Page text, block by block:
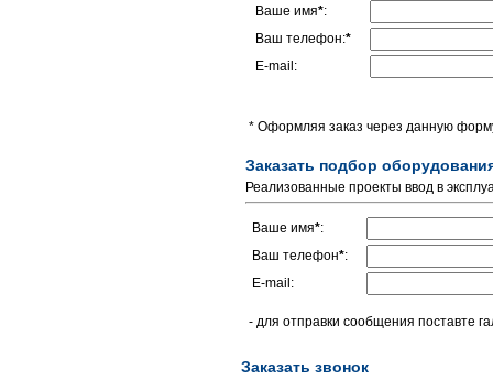
Ваше имя*:
Ваш телефон:*
E-mail:
* Оформляя заказ через данную
Заказать подбор
Реализованные проекты ввод в
Ваше имя*:
Ваш телефон*:
E-mail:
- для отправки сообщения поставте
Заказать звонок